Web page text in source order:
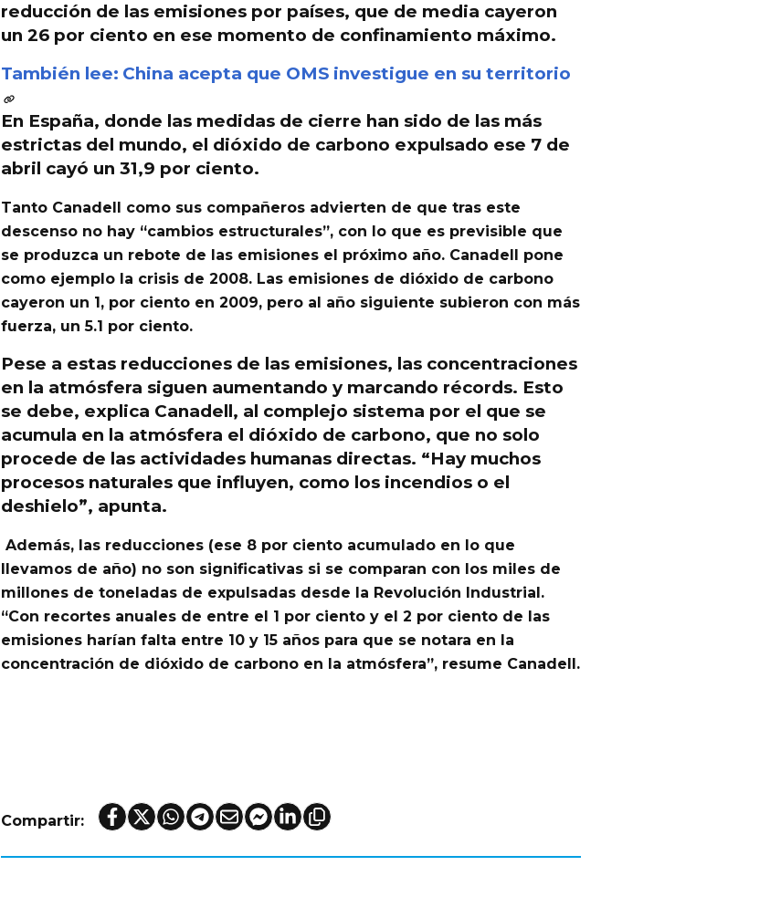
reducción de las emisiones por países, que de media cayeron
un 26 por ciento en ese momento de confinamiento máximo.
También lee: China acepta que OMS investigue en su territorio
En España, donde las medidas de cierre han sido de las más
estrictas del mundo, el dióxido de carbono expulsado ese 7 de
abril cayó un 31,9 por ciento.
Tanto Canadell como sus compañeros advierten de que tras este
descenso no hay “cambios estructurales”, con lo que es previsible que
se produzca un rebote de las emisiones el próximo año. Canadell pone
como ejemplo la crisis de 2008. Las emisiones de dióxido de carbono
cayeron un 1, por ciento en 2009, pero al año siguiente subieron con más
fuerza, un 5.1 por ciento.
Pese a estas reducciones de las emisiones, las concentraciones
en la atmósfera siguen aumentando y marcando récords. Esto
se debe, explica Canadell, al complejo sistema por el que se
acumula en la atmósfera el dióxido de carbono, que no solo
procede de las actividades humanas directas. “Hay muchos
procesos naturales que influyen, como los incendios o el
deshielo”, apunta.
Además, las reducciones (ese 8 por ciento acumulado en lo que
llevamos de año) no son significativas si se comparan con los miles de
millones de toneladas de expulsadas desde la Revolución Industrial.
“Con recortes anuales de entre el 1 por ciento y el 2 por ciento de las
emisiones harían falta entre 10 y 15 años para que se notara en la
concentración de dióxido de carbono en la atmósfera”, resume Canadell.
Compartir: